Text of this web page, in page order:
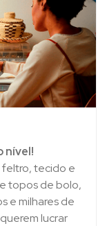
nível!
feltro, tecido e
topos de bolo,
e milhares de
lucrar